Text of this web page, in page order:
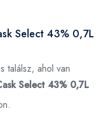
Select 43% 0,7L
találsz, ahol van
Select 43% 0,7L